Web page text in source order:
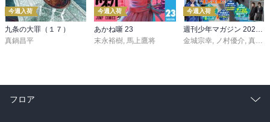
今週入荷
九条の大罪（１７）
真鍋昌平
今週入荷
あかね噺 23
末永裕樹, 馬上鷹将
今週入荷
週刊少年マガジン 2026年36・37号[2026年8月5日発売]
金城宗幸, ノ村優介, 真島ヒロ
フロア